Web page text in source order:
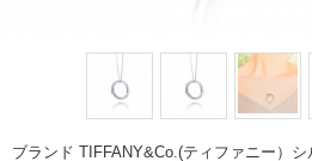
ブランド TIFFANY&Co.(ティファニー）